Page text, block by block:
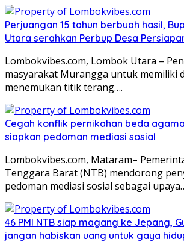
Perjuangan 15 tahun berbuah hasil,
Utara serahkan Perbup Desa
Lombokvibes.com, Lombok Utara –
masyarakat Murangga untuk memiliki
menemukan titik terang….
Cegah konflik pernikahan beda
siapkan pedoman mediasi sosial
Lombokvibes.com, Mataram–
Tenggara Barat (NTB) mendorong
pedoman mediasi sosial sebagai
46 PMI NTB siap magang ke Jepang,
jangan habiskan uang untuk gaya